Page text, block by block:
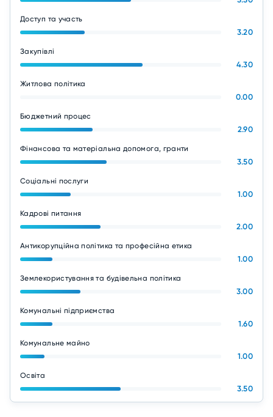
Доступ та участь
3.20
Закупівлі
4.30
Житлова політика
0.00
Бюджетний процес
2.90
Фінансова та матеріальна допомога, гранти
3.50
Соціальні послуги
1.00
Кадрові питання
2.00
Антикорупційна політика та професійна етика
1.00
Землекористування та будівельна політика
3.00
Комунальні підприємства
1.60
Комунальне майно
1.00
Освіта
3.50